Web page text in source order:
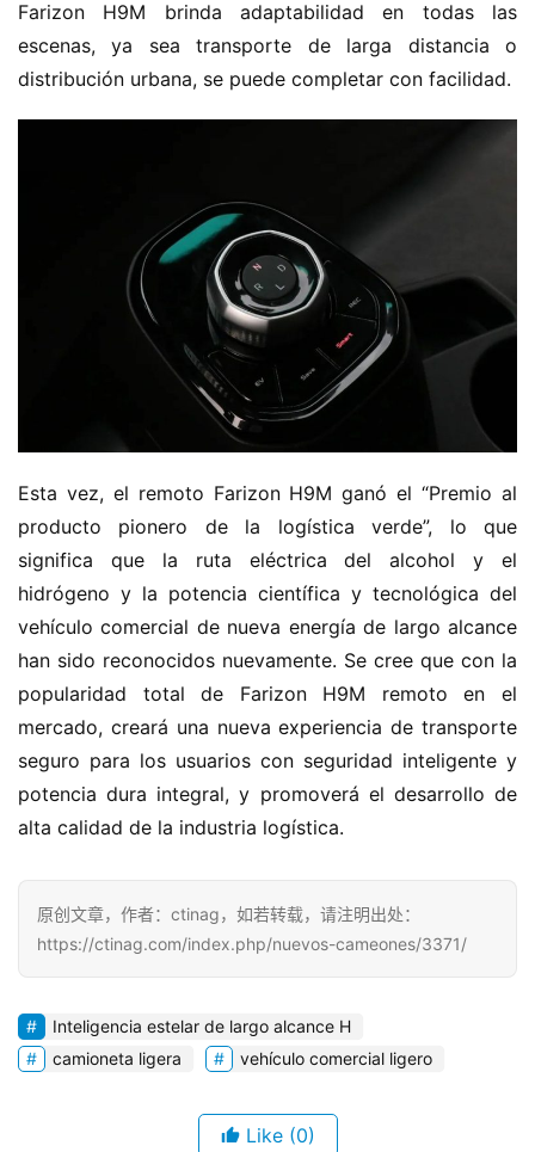
Farizon H9M brinda adaptabilidad en todas las
escenas, ya sea transporte de larga distancia o
distribución urbana, se puede completar con facilidad.
Esta vez, el remoto Farizon H9M ganó el “Premio al
producto pionero de la logística verde”, lo que
significa que la ruta eléctrica del alcohol y el
hidrógeno y la potencia científica y tecnológica del
vehículo comercial de nueva energía de largo alcance
han sido reconocidos nuevamente. Se cree que con la
popularidad total de Farizon H9M remoto en el
mercado, creará una nueva experiencia de transporte
seguro para los usuarios con seguridad inteligente y
potencia dura integral, y promoverá el desarrollo de
alta calidad de la industria logística.
原创文章，作者：ctinag，如若转载，请注明出处：
https://ctinag.com/index.php/nuevos-cameones/3371/
Inteligencia estelar de largo alcance H
camioneta ligera
vehículo comercial ligero
Like (0)